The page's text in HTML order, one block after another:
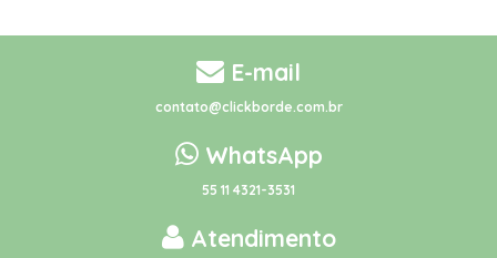
E-mail
contato@clickborde.com.br
WhatsApp
55 11 4321-3531
Atendimento